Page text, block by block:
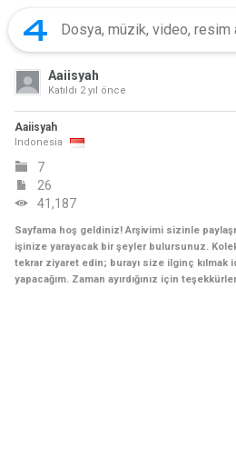
Aaiisyah
Katıldı 2 yıl önce
Aaiisyah
Indonesia
7
26
41,187
Sayfama hoş geldiniz! Arşivimi sizinle
işinize yarayacak bir şeyler bulursunuz.
tekrar ziyaret edin; burayı size ilginç kılmak
yapacağım. Zaman ayırdığınız için